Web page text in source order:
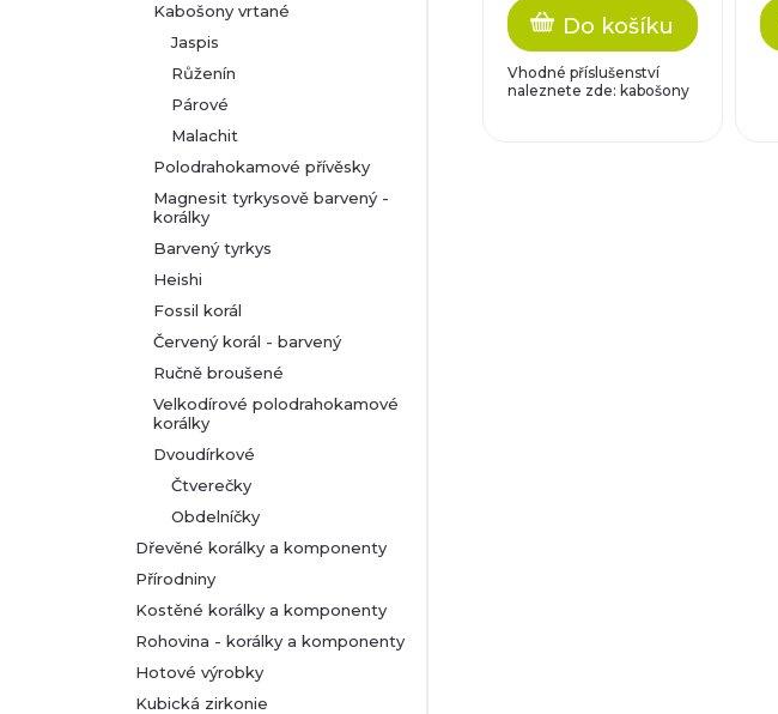
Kabošony vrtané
Jaspis
Růženín
Párové
Malachit
Polodrahokamové přívěsky
Magnesit tyrkysově barvený -
korálky
Barvený tyrkys
Heishi
Fossil korál
Červený korál - barvený
Ručně broušené
Velkodírové polodrahokamové
korálky
Dvoudírkové
Čtverečky
Obdelníčky
Dřevěné korálky a komponenty
Přírodniny
Kostěné korálky a komponenty
Rohovina - korálky a komponenty
Hotové výrobky
Kubická zirkonie
Do košíku
Vhodné příslušenství
naleznete zde: kabošony